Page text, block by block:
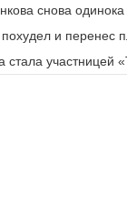
снова одинока
и перенес
стала участницей